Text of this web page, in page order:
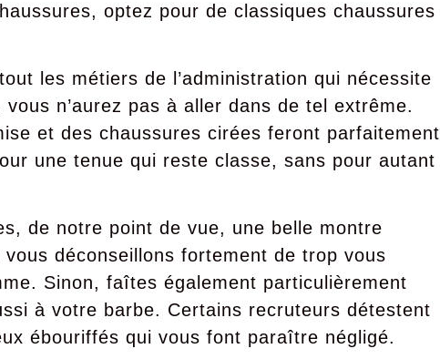
optez pour de classiques chaussures
les métiers de l’administration qui nécessite
n’aurez pas à aller dans de tel extrême.
et des chaussures cirées feront parfaitement
une tenue qui reste classe, sans pour autant
de notre point de vue, une belle montre
déconseillons fortement de trop vous
Sinon, faîtes également particulièrement
à votre barbe. Certains recruteurs détestent
ébouriffés qui vous font paraître négligé.